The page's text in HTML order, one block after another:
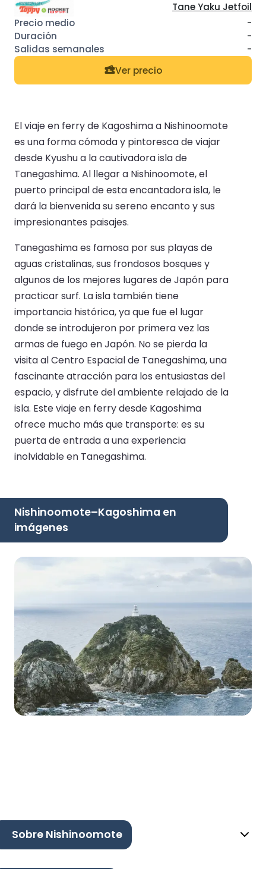
Tane Yaku Jetfoil
-
-
-
Ver precio
El viaje en ferry de Kagoshima a Nishinoomote
es una forma cómoda y pintoresca de viajar
desde Kyushu a la cautivadora isla de
Tanegashima. Al llegar a Nishinoomote, el
puerto principal de esta encantadora isla, le
dará la bienvenida su sereno encanto y sus
impresionantes paisajes.
Tanegashima es famosa por sus playas de
aguas cristalinas, sus frondosos bosques y
algunos de los mejores lugares de Japón para
practicar surf. La isla también tiene
importancia histórica, ya que fue el lugar
donde se introdujeron por primera vez las
armas de fuego en Japón. No se pierda la
visita al Centro Espacial de Tanegashima, una
fascinante atracción para los entusiastas del
espacio, y disfrute del ambiente relajado de la
isla. Este viaje en ferry desde Kagoshima
ofrece mucho más que transporte: es su
puerta de entrada a una experiencia
inolvidable en Tanegashima.
Nishinoomote–Kagoshima en
imágenes
Sobre Nishinoomote